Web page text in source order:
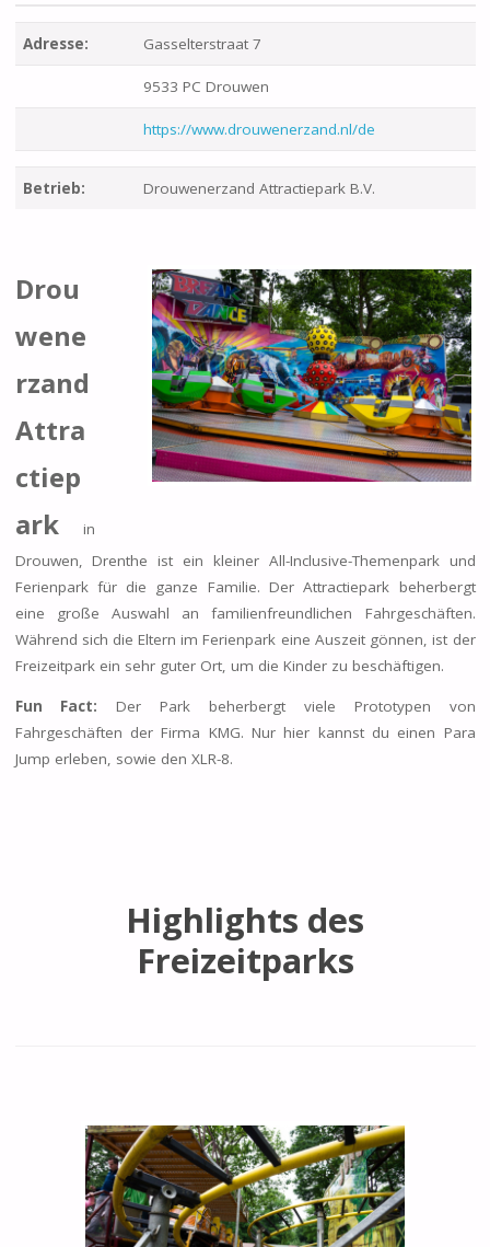
Adresse: Gasselterstraat 7
9533 PC Drouwen
https://www.drouwenerzand.nl/de
Betrieb: Drouwenerzand Attractiepark B.V.
Drou
wene
rzand
Attra
ctiep
ark in
Drouwen, Drenthe ist ein kleiner All-Inclusive-Themenpark und
Ferienpark für die ganze Familie. Der Attractiepark beherbergt
eine große Auswahl an familienfreundlichen Fahrgeschäften.
Während sich die Eltern im Ferienpark eine Auszeit gönnen, ist der
Freizeitpark ein sehr guter Ort, um die Kinder zu beschäftigen.
Fun Fact: Der Park beherbergt viele Prototypen von
Fahrgeschäften der Firma KMG. Nur hier kannst du einen Para
Jump erleben, sowie den XLR-8.
Highlights des
Freizeitparks